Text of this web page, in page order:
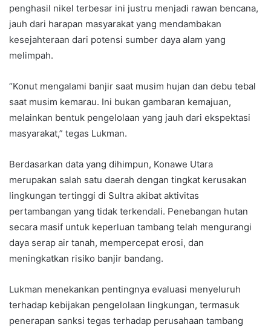
penghasil nikel terbesar ini justru menjadi rawan bencana,
jauh dari harapan masyarakat yang mendambakan
kesejahteraan dari potensi sumber daya alam yang
melimpah.
“Konut mengalami banjir saat musim hujan dan debu tebal
saat musim kemarau. Ini bukan gambaran kemajuan,
melainkan bentuk pengelolaan yang jauh dari ekspektasi
masyarakat,” tegas Lukman.
Berdasarkan data yang dihimpun, Konawe Utara
merupakan salah satu daerah dengan tingkat kerusakan
lingkungan tertinggi di Sultra akibat aktivitas
pertambangan yang tidak terkendali. Penebangan hutan
secara masif untuk keperluan tambang telah mengurangi
daya serap air tanah, mempercepat erosi, dan
meningkatkan risiko banjir bandang.
Lukman menekankan pentingnya evaluasi menyeluruh
terhadap kebijakan pengelolaan lingkungan, termasuk
penerapan sanksi tegas terhadap perusahaan tambang